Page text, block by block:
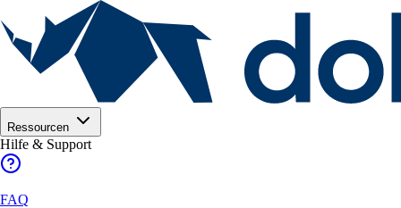
Ressourcen
Hilfe & Support
FAQ